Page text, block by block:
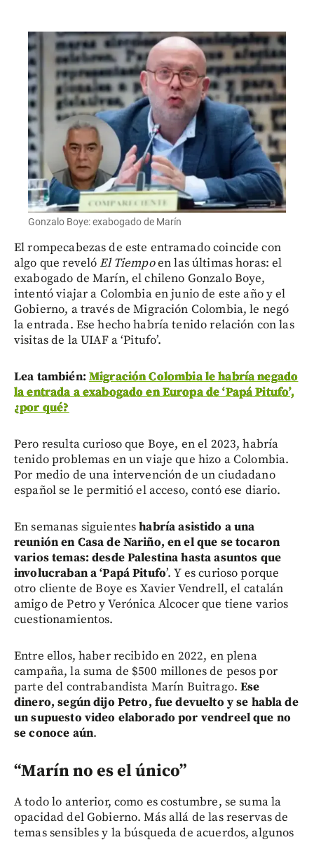
Gonzalo Boye: exabogado de Marín
El rompecabezas de este entramado coincide con
algo que revelóEl Tiempoen las últimas horas: el
exabogado de Marín, el chileno Gonzalo Boye,
intentó viajar a Colombia en junio de este año y el
Gobierno, a través de Migración Colombia, le negó
la entrada. Ese hecho habría tenido relación con las
visitas de la UIAF a ‘Pitufo’.
Lea también: Migración Colombia le habría negado
la entrada a exabogado en Europa de ‘Papá Pitufo’,
¿por qué?
Pero resulta curioso que Boye, en el 2023, habría
tenido problemas en un viaje que hizo a Colombia.
Por medio de una intervención de un ciudadano
español se le permitió el acceso, contó ese diario.
En semanas siguienteshabría asistido a una
reunión en Casa de Nariño, en el que se tocaron
varios temas: desde Palestina hasta asuntos que
involucraban a ‘Papá Pitufo’. Y es curioso porque
otro cliente de Boye es Xavier Vendrell, el catalán
amigo de Petro y Verónica Alcocer que tiene varios
cuestionamientos.
Entre ellos, haber recibido en 2022, en plena
campaña, la suma de $500 millones de pesos por
parte del contrabandista Marín Buitrago.Ese
dinero, según dijo Petro, fue devuelto y se habla de
un supuesto video elaborado por vendreel que no
se conoce aún.
“Marín no es el único”
A todo lo anterior, como es costumbre, se suma la
opacidad del Gobierno. Más allá de las reservas de
temas sensibles y la búsqueda de acuerdos, algunos